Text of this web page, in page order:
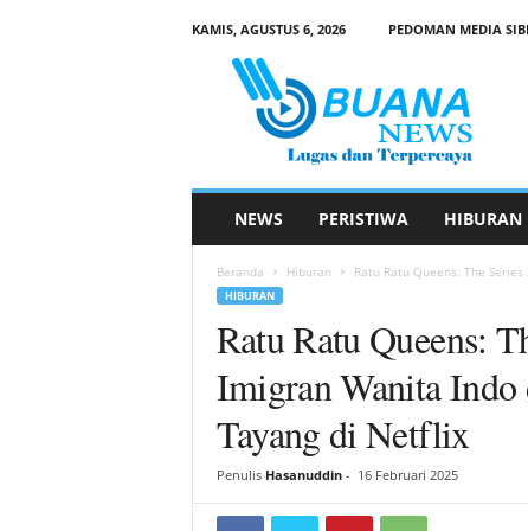
KAMIS, AGUSTUS 6, 2026 PEDOMAN MEDIA
NEWS PERISTIWA HIBURAN
Beranda Hiburan Ratu Ratu Queens: The
HIBURAN
Ratu Ratu Queens:
Imigran Wanita Indo
Tayang di Netflix
Penulis Hasanuddin- 16 Februari 2025